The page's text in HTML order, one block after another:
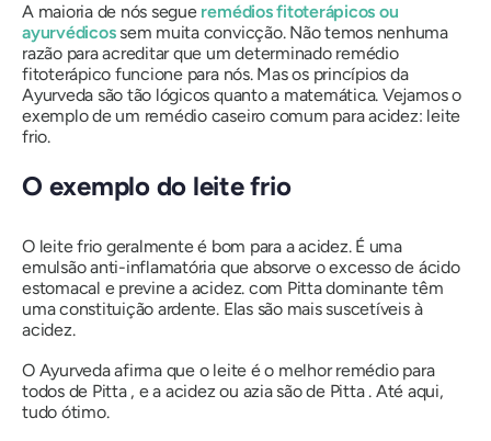
A maioria de nós segue remédios fitoterápicos ou
ayurvédicossem muita convicção. Não temos nenhuma
razão para acreditar que um determinado remédio
fitoterápico funcione para nós. Mas os princípios da
Ayurveda são tão lógicos quanto a matemática. Vejamos o
exemplo de um remédio caseiro comum para acidez: leite
frio.
O exemplo do leite frio
O leite frio geralmente é bom para a acidez. É uma
emulsão anti-inflamatória que absorve o excesso de ácido
estomacal e previne a acidez. com Pittadominante têm
uma constituição ardente. Elas são mais suscetíveis à
acidez.
O Ayurveda afirma que o leite é o melhor remédio para
todos de Pitta, e a acidez ou azia sãode Pitta. Até aqui,
tudo ótimo.